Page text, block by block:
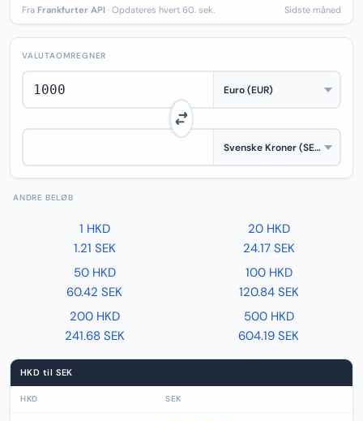
Fra Frankfurter API · Opdateres hvert 60. sek. Sidste måned
VALUTAOMREGNER
ANDRE BELØB
1 HKD
1.21 SEK
20 HKD
24.17 SEK
50 HKD
60.42 SEK
100 HKD
120.84 SEK
200 HKD
241.68 SEK
500 HKD
604.19 SEK
HKD til SEK
HKD SEK